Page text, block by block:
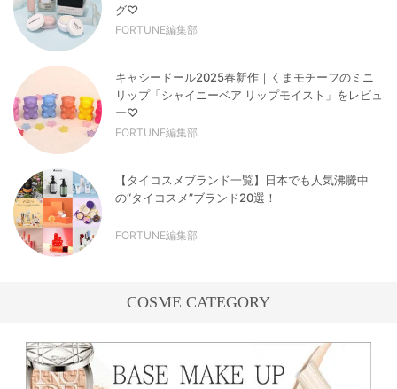
グ♡
FORTUNE編集部
キャシードール2025春新作｜くまモチーフのミニ
リップ「シャイニーベア リップモイスト」をレビュ
ー♡
FORTUNE編集部
【タイコスメブランド一覧】日本でも人気沸騰中
の“タイコスメ”ブランド20選！
FORTUNE編集部
COSME CATEGORY